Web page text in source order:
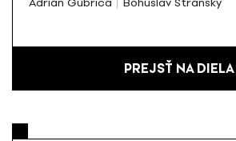
Adrián Gubrica Bohuslav Stránsky
PREJSŤ NA DIELA